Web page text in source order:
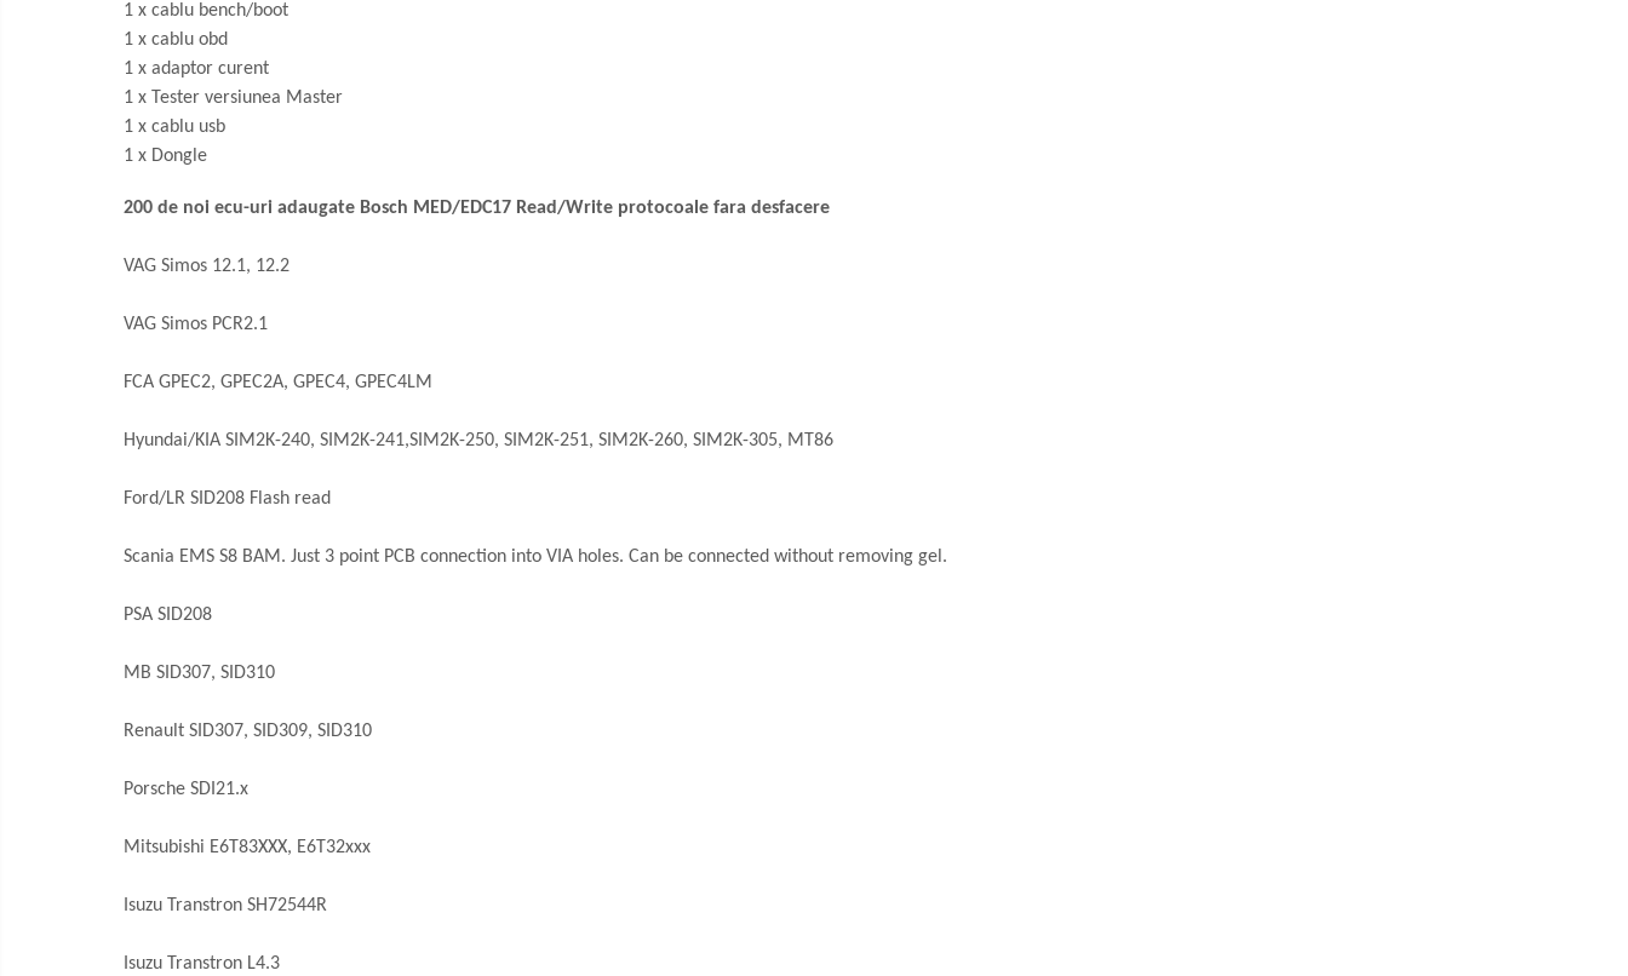
1 x cablu bench/boot
1 x cablu obd
1 x adaptor curent
1 x Tester versiunea Master
1 x cablu usb
1 x Dongle
200 de noi ecu-uri adaugate Bosch MED/EDC17 Read/Write protocoale fara desfacere
VAG Simos 12.1, 12.2
VAG Simos PCR2.1
FCA GPEC2, GPEC2A, GPEC4, GPEC4LM
Hyundai/KIA SIM2K-240, SIM2K-241,SIM2K-250, SIM2K-251, SIM2K-260, SIM2K-305, MT86
Ford/LR SID208 Flash read
Scania EMS S8 BAM. Just 3 point PCB connection into VIA holes. Can be connected without removing gel.
PSA SID208
MB SID307, SID310
Renault SID307, SID309, SID310
Porsche SDI21.x
Mitsubishi E6T83XXX, E6T32xxx
Isuzu Transtron SH72544R
Isuzu Transtron L4.3